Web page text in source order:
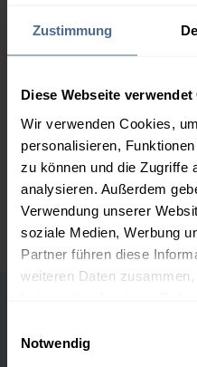
Zustimmung
Diese Webseite verwendet
Wir verwenden Cookies,
personalisieren,
zu können und die Zugriffe
analysieren. Außerdem
Verwendung unserer
soziale Medien, Werbung
Partner führen diese
weiteren Daten
Notwendig
2.000 Liter
3.000 Liter
5.000 Liter
Preise für Heizöl in
Liter inkl. MwSt. und
Höchst- und